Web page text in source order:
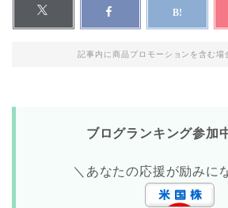
記事内に商品プロモーションを含む場
ブログランキング参加
＼あなたの応援が励みに